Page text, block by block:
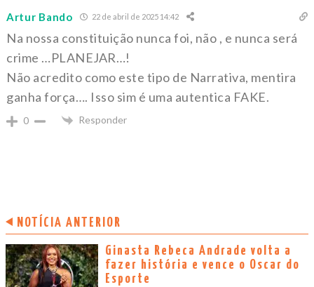
Artur Bando 22 de abril de 2025 14:42
Na nossa constituição nunca foi, não , e nunca será
crime …PLANEJAR…!
Não acredito como este tipo de Narrativa, mentira
ganha força…. Isso sim é uma autentica FAKE.
0 Responder
NOTÍCIA ANTERIOR
Ginasta Rebeca Andrade volta a
fazer história e vence o Oscar do
Esporte